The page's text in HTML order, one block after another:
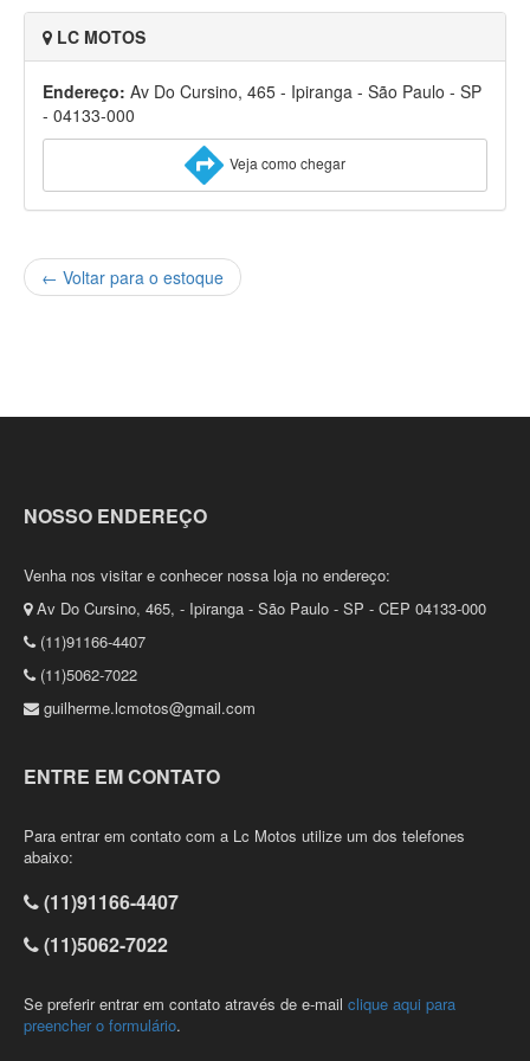
LC MOTOS
Endereço: Av Do Cursino, 465 - Ipiranga - São Paulo - SP
- 04133-000
Veja como chegar
← Voltar para o estoque
NOSSO ENDEREÇO
Venha nos visitar e conhecer nossa loja no endereço:
Av Do Cursino, 465, - Ipiranga - São Paulo - SP - CEP 04133-000
(11)91166-4407
(11)5062-7022
guilherme.lcmotos@gmail.com
ENTRE EM CONTATO
Para entrar em contato com a Lc Motos utilize um dos telefones
abaixo:
(11)91166-4407
(11)5062-7022
Se preferir entrar em contato através de e-mail clique aqui para
preencher o formulário.